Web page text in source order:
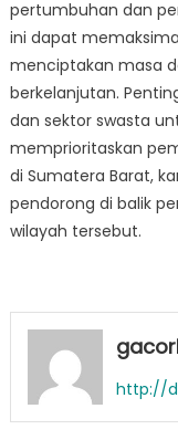
pertumbuhan dan
ini dapat
menciptakan masa
berkelanjutan.
dan sektor swasta
memprioritaskan
di Sumatera Barat,
pendorong di balik
wilayah tersebut.
http://